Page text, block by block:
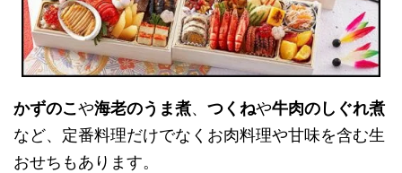
かずのこや海老のうま煮、 つくねや牛肉のしぐれ煮
など、定番料理だけでなくお肉料理や甘味を含む生
おせちもあります。